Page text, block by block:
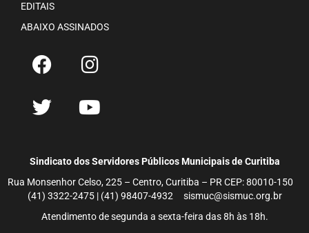
EDITAIS
ABAIXO ASSINADOS
Sindicato dos Servidores Públicos Municipais de Curitiba
Rua Monsenhor Celso, 225 – Centro, Curitiba – PR CEP: 80010-150
(41) 3322-2475 | (41) 98407-4932 sismuc@sismuc.org.br
Atendimento de segunda a sexta-feira das 8h às 18h.